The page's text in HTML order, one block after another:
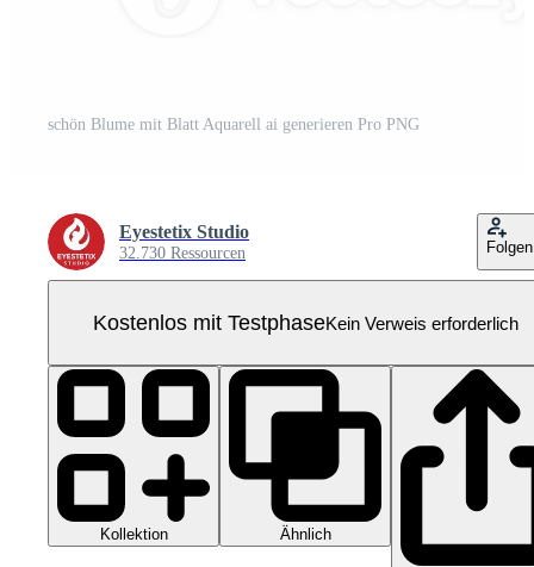
schön Blume mit Blatt Aquarell ai generieren Pro PNG
Eyestetix Studio
32.730 Ressourcen Folgen
Kostenlos mit TestphaseKein Verweis erforderlich
Kollektion Ähnlich